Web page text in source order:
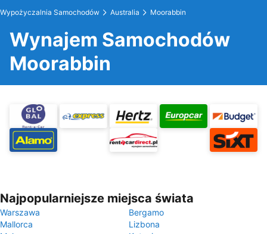
Wypożyczalnia Samochodów Australia Moorabbin
Wynajem Samochodów
Moorabbin
Najpopularniejsze miejsca świata
Warszawa
Bergamo
Mallorca
Lizbona